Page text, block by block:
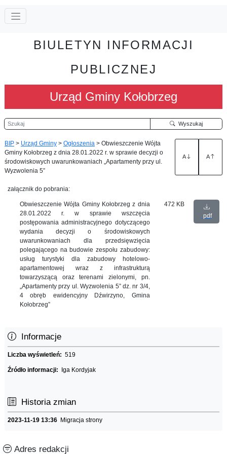
BIULETYN INFORMACJI
PUBLICZNEJ
Urząd Gminy Kołobrzeg
Szukaj Wyszukaj
BIP > Urząd Gminy > Ogłoszenia > Obwieszczenie Wójta
Gminy Kołobrzeg z dnia 28.01.2022 r. w sprawie decyzji o
środowiskowych uwarunkowaniach „Apartamenty przy ul.
Wyzwolenia 5”
A A
załącznik do pobrania:
Obwieszczenie Wójta Gminy Kołobrzeg z dnia
28.01.2022 r. w sprawie wszczęcia
postępowania administracyjnego dotyczącego
wydania decyzji o środowiskowych
uwarunkowaniach dla przedsięwzięcia
polegającego na budowie zespołu zabudowy:
usług turystyki dla zabudowy hotelowo-
apartamentowej wraz z infrastrukturą
towarzyszącą oraz terenami zielonymi, pn.
„Apartamenty przy ul. Wyzwolenia 5” dz. nr 3/4,
4 obręb ewidencyjny Dźwirzyno, Gmina
Kołobrzeg”
472 KB
pdf
Informacje
Liczba wyświetleń: 519
Źródło informacji: Iga Kordyjak
Historia zmian
2023-11-19 13:36 Migracja strony
Adres redakcji